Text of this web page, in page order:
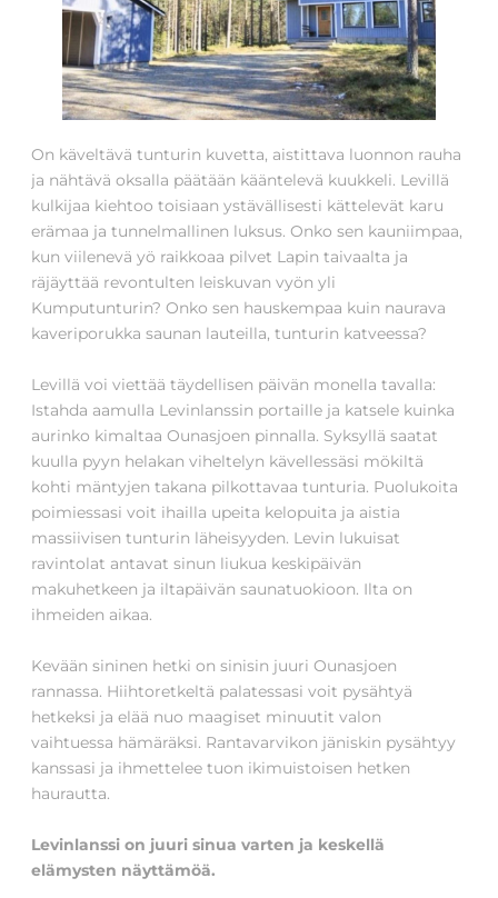
On käveltävä tunturin kuvetta, aistittava luonnon rauha
ja nähtävä oksalla päätään kääntelevä kuukkeli. Levillä
kulkijaa kiehtoo toisiaan ystävällisesti kättelevät karu
erämaa ja tunnelmallinen luksus. Onko sen kauniimpaa,
kun viilenevä yö raikkoaa pilvet Lapin taivaalta ja
räjäyttää revontulten leiskuvan vyön yli
Kumputunturin? Onko sen hauskempaa kuin naurava
kaveriporukka saunan lauteilla, tunturin katveessa?
Levillä voi viettää täydellisen päivän monella tavalla:
Istahda aamulla Levinlanssin portaille ja katsele kuinka
aurinko kimaltaa Ounasjoen pinnalla. Syksyllä saatat
kuulla pyyn helakan viheltelyn kävellessäsi mökiltä
kohti mäntyjen takana pilkottavaa tunturia. Puolukoita
poimiessasi voit ihailla upeita kelopuita ja aistia
massiivisen tunturin läheisyyden. Levin lukuisat
ravintolat antavat sinun liukua keskipäivän
makuhetkeen ja iltapäivän saunatuokioon. Ilta on
ihmeiden aikaa.
Kevään sininen hetki on sinisin juuri Ounasjoen
rannassa. Hiihtoretkeltä palatessasi voit pysähtyä
hetkeksi ja elää nuo maagiset minuutit valon
vaihtuessa hämäräksi. Rantavarvikon jäniskin pysähtyy
kanssasi ja ihmettelee tuon ikimuistoisen hetken
haurautta.
Levinlanssi on juuri sinua varten ja keskellä
elämysten näyttämöä.